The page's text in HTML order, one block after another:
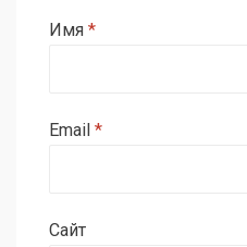
Имя *
Email *
Сайт